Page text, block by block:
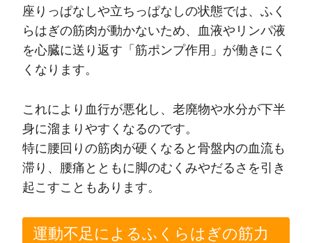
座りっぱなしや立ちっぱなしの状態では、ふく
らはぎの筋肉が動かないため、血液やリンパ液
を心臓に送り返す「筋ポンプ作用」が働きにく
くなります。
これにより血行が悪化し、老廃物や水分が下半
身に溜まりやすくなるのです。
特に腰回りの筋肉が硬くなると骨盤内の血流も
滞り、腰痛とともに脚のむくみやだるさを引き
起こすこともあります。
運動不足によるふくらはぎの筋力